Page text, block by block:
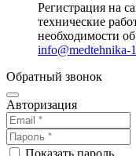
Регистрация на
технические
необходимости
info@medtehnika-
Обратный звонок
Авторизация
Показать пароль